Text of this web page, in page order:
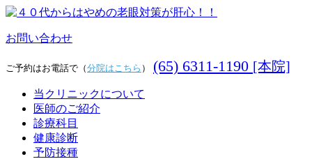
お問い合わせ
ご予約はお電話で（分院はこちら ） (65) 6311-1190 [本院]
当クリニックについて
医師のご紹介
診療科目
健康診断
予防接種